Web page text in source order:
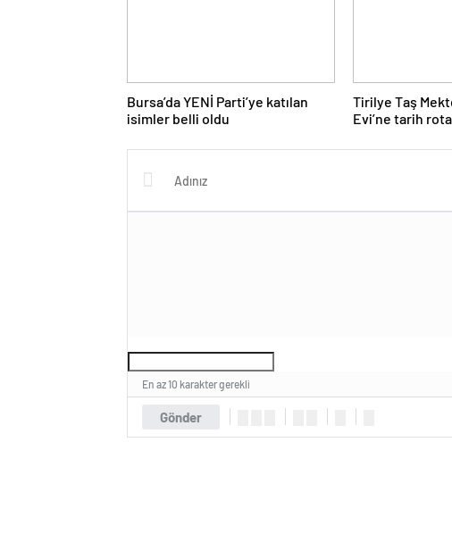
Bursa’da YENİ Parti’ye katılan
isimler belli oldu
Tirilye Taş
Evi’ne tarih
Gönder
En az 10 karakter gerekli